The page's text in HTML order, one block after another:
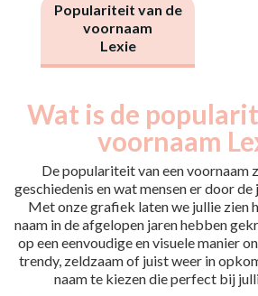
Populariteit van de
voornaam
Lexie
Wat is de
voornaam
De populariteit van een voornaam
geschiedenis en wat mensen er door
Met onze grafiek laten we jullie zien
naam in de afgelopen jaren hebben
op een eenvoudige en visuele manier
trendy, zeldzaam of juist weer in
naam te kiezen die perfect bij
Année
Nouveaux-
nés
2011
10
2012
23
2013
22
2014
27
2015
26
2016
29
29